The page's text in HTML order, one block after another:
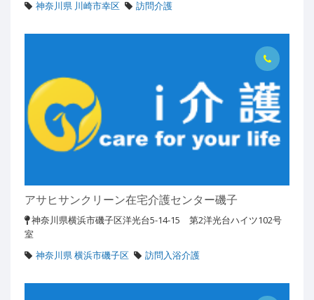
神奈川県 川崎市幸区
訪問介護
アサヒサンクリーン在宅介護センター磯子
神奈川県横浜市磯子区洋光台5-14-15 第2洋光台ハイツ102号
室
神奈川県 横浜市磯子区
訪問入浴介護